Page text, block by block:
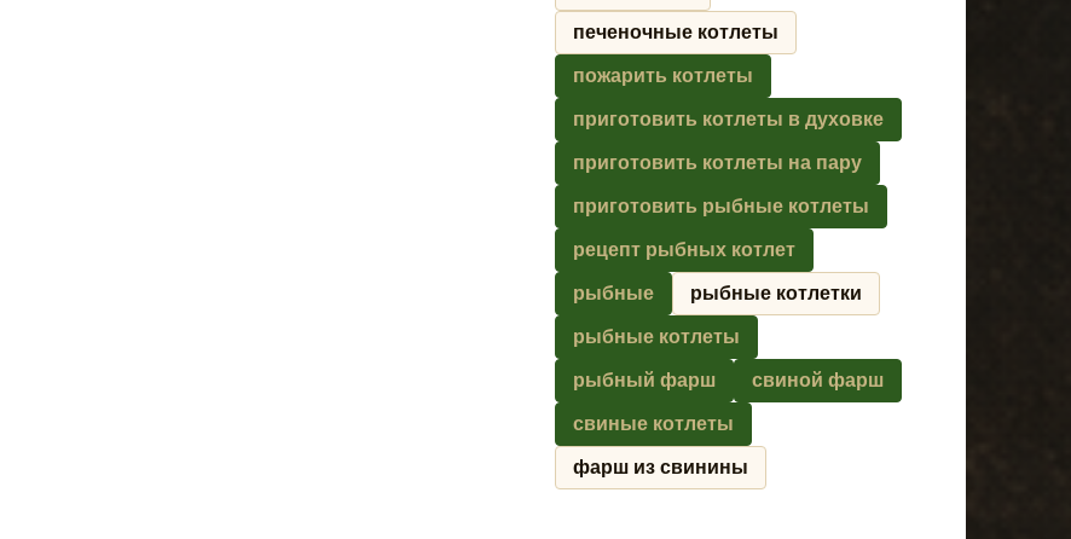
печеночные котлеты
пожарить котлеты
приготовить котлеты в духовке
приготовить котлеты на пару
приготовить рыбные котлеты
рецепт рыбных котлет
рыбные рыбные котлетки
рыбные котлеты
рыбный фарш свиной фарш
свиные котлеты
фарш из свинины